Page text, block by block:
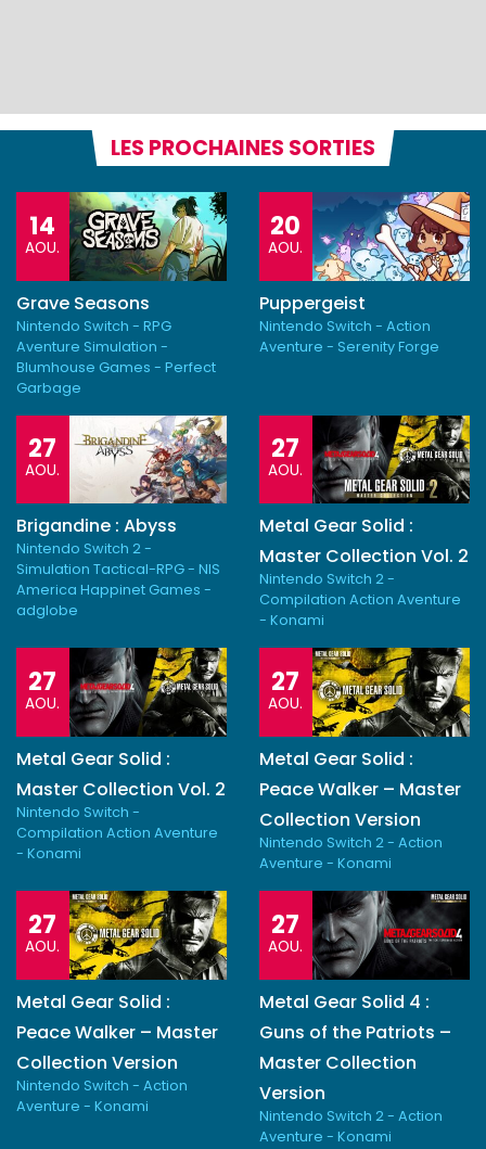
LES PROCHAINES SORTIES
14
AOU.
Grave Seasons
Nintendo Switch - RPG
Aventure Simulation -
Blumhouse Games - Perfect
Garbage
20
AOU.
Puppergeist
Nintendo Switch - Action
Aventure - Serenity Forge
27
AOU.
Brigandine : Abyss
Nintendo Switch 2 -
Simulation Tactical-RPG - NIS
America Happinet Games -
adglobe
27
AOU.
Metal Gear Solid :
Master Collection Vol. 2
Nintendo Switch 2 -
Compilation Action Aventure
- Konami
27
AOU.
Metal Gear Solid :
Master Collection Vol. 2
Nintendo Switch -
Compilation Action Aventure
- Konami
27
AOU.
Metal Gear Solid :
Peace Walker – Master
Collection Version
Nintendo Switch 2 - Action
Aventure - Konami
27
AOU.
Metal Gear Solid :
Peace Walker – Master
Collection Version
Nintendo Switch - Action
Aventure - Konami
27
AOU.
Metal Gear Solid 4 :
Guns of the Patriots –
Master Collection
Version
Nintendo Switch 2 - Action
Aventure - Konami